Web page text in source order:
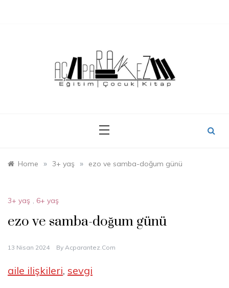
Home » 3+ yaş » ezo ve samba-doğum günü
3+ yaş , 6+ yaş
ezo ve samba-doğum günü
13 Nisan 2024 By Acparantez.com
aile ilişkileri, sevgi